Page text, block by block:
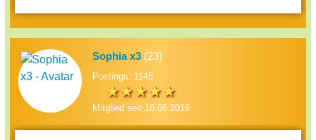
Sophia x3 (23)
Postings: 1145
Mitglied seit 18.06.2016